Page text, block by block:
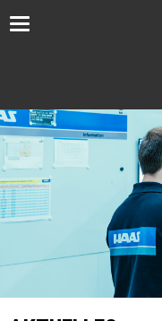
Toggle